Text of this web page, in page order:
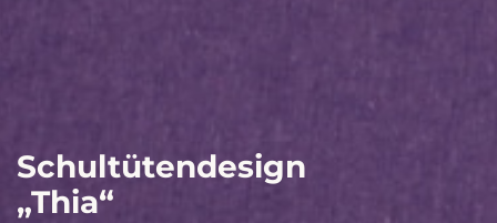
Schultütendesign
„Thia“